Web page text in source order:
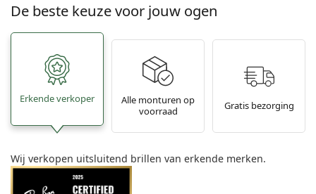
De beste keuze voor jouw ogen
Erkende verkoper
Alle monturen op
voorraad
Gratis bezorging
Wij verkopen uitsluitend brillen van erkende merken.